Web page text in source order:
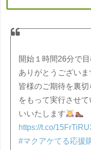
開始１時間26分で目
ありがとうございま
皆様のご期待を裏
をもって実行させ
いいたします
https://t.co/
#マクアケてる応援